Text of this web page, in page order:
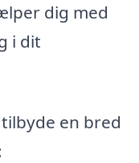
dig med
i dit
en bred